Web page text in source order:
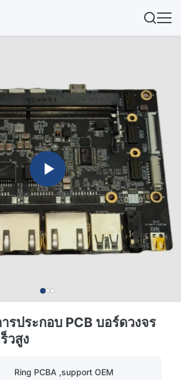
รประกอบ PCB บอร์ดวงจร
วสูง
Ring PCBA ,support OEM